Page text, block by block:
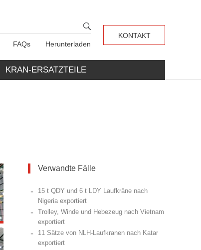
KONTAKT
FAQs Herunterladen
KRAN-ERSATZTEILE
Verwandte Fälle
-
15 t QDY und 6 t LDY Laufkräne nach
Nigeria exportiert
- Trolley, Winde und Hebezeug nach Vietnam
exportiert
-
11 Sätze von NLH-Laufkranen nach Katar
exportiert